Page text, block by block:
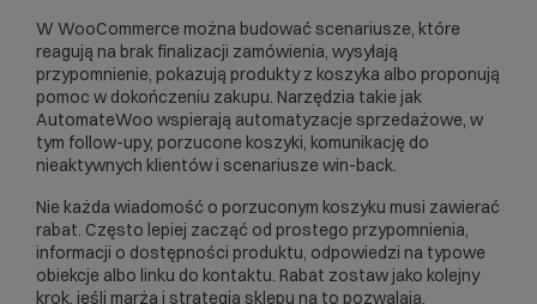
W WooCommerce można budować scenariusze, które
reagują na brak finalizacji zamówienia, wysyłają
przypomnienie, pokazują produkty z koszyka albo proponują
pomoc w dokończeniu zakupu. Narzędzia takie jak
AutomateWoo wspierają automatyzacje sprzedażowe, w
tym follow-upy, porzucone koszyki, komunikację do
nieaktywnych klientów i scenariusze win-back.
Nie każda wiadomość o porzuconym koszyku musi zawierać
rabat. Często lepiej zacząć od prostego przypomnienia,
informacji o dostępności produktu, odpowiedzi na typowe
obiekcje albo linku do kontaktu. Rabat zostaw jako kolejny
krok, jeśli marża i strategia sklepu na to pozwalają.